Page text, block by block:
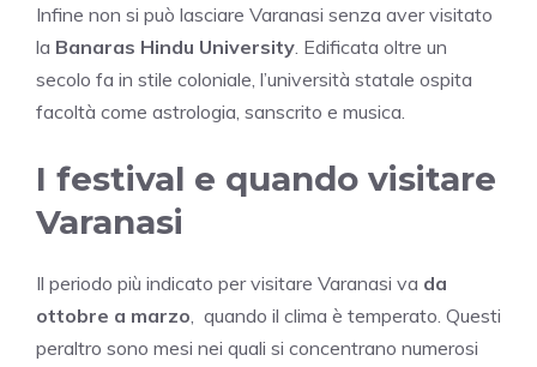
Infine non si può lasciare Varanasi senza aver visitato
la Banaras Hindu University. Edificata oltre un
secolo fa in stile coloniale, l’università statale ospita
facoltà come astrologia, sanscrito e musica.
I festival e quando visitare
Varanasi
Il periodo più indicato per visitare Varanasi va da
ottobre a marzo, quando il clima è temperato. Questi
peraltro sono mesi nei quali si concentrano numerosi